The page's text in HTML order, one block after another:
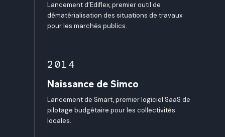
Lancement d’Ediflex, premier outil de
dématérialisation des situations de travaux
pour les marchés publics.
2014
Naissance de Simco
Lancement de Smart, premier logiciel SaaS de
pilotage budgétaire pour les collectivités
locales.